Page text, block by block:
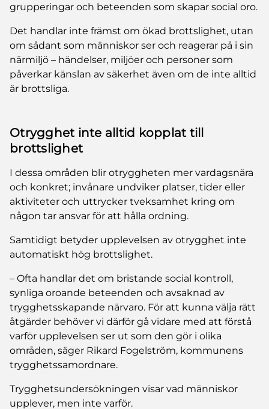
grupperingar och beteenden som skapar social oro.
Det handlar inte främst om ökad brottslighet, utan
om sådant som människor ser och reagerar på i sin
närmiljö – händelser, miljöer och personer som
påverkar känslan av säkerhet även om de inte alltid
är brottsliga.
Otrygghet inte alltid kopplat till
brottslighet
I dessa områden blir otryggheten mer vardagsnära
och konkret; invånare undviker platser, tider eller
aktiviteter och uttrycker tveksamhet kring om
någon tar ansvar för att hålla ordning.
Samtidigt betyder upplevelsen av otrygghet inte
automatiskt hög brottslighet.
– Ofta handlar det om bristande social kontroll,
synliga oroande beteenden och avsaknad av
trygghetsskapande närvaro. För att kunna välja rätt
åtgärder behöver vi därför gå vidare med att förstå
varför upplevelsen ser ut som den gör i olika
områden, säger Rikard Fogelström, kommunens
trygghetssamordnare.
Trygghetsundersökningen visar vad människor
upplever, men inte varför.